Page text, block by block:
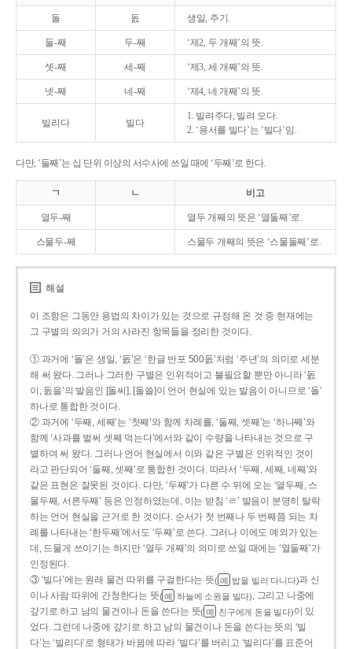
돌 돐 생일, 주기.
둘-째 두-째 ‘제2, 두 개째’의 뜻.
셋-째 세-째 ‘제3, 세 개째’의 뜻.
넷-째 네-째 ‘제4, 네 개째’의 뜻.
빌리다 빌다
1. 빌려주다, 빌려 오다.
2. ‘용서를 빌다’는 ‘빌다’임.
다만, ‘둘째’는 십 단위 이상의 서수사에 쓰일 때에 ‘두째’로 한다.
ㄱ ㄴ 비고
열두-째 열두 개째의 뜻은 ‘열둘째’로.
스물두-째 스물두 개째의 뜻은 ‘스물둘째’로.
해설
이 조항은 그동안 용법의 차이가 있는 것으로 규정해 온 것 중 현재에는
그 구별의 의의가 거의 사라진 항목들을 정리한 것이다.
① 과거에 ‘돌’은 생일, ‘돐’은 ‘한글 반포 500돐’처럼 ‘주년’의 의미로 세분
해 써 왔다. 그러나 그러한 구별은 인위적이고 불필요할 뿐만 아니라 ‘돐
이, 돐을’의 발음인 [돌씨], [돌쓸]이 언어 현실에 있는 발음이 아니므로 ‘돌’
하나로 통합한 것이다.
② 과거에 ‘두째, 세째’는 ‘첫째’와 함께 차례를, ‘둘째, 셋째’는 ‘하나째’와
함께 ‘사과를 벌써 셋째 먹는다’에서와 같이 수량을 나타내는 것으로 구
별하여 써 왔다. 그러나 언어 현실에서 이와 같은 구별은 인위적인 것이
라고 판단되어 ‘둘째, 셋째’로 통합한 것이다. 따라서 ‘두째, 세째, 네째’와
같은 표현은 잘못된 것이다. 다만, ‘두째’가 다른 수 뒤에 오는 ‘열두째, 스
물두째, 서른두째’ 등은 인정하였는데, 이는 받침 ‘ㄹ’ 발음이 분명히 탈락
하는 언어 현실을 근거로 한 것이다. 순서가 첫 번째나 두 번째쯤 되는 차
례를 나타내는 ‘한두째’에서도 ‘두째’로 쓴다. 그러나 이에도 예외가 있는
데, 드물게 쓰이기는 하지만 ‘열두 개째’의 의미로 쓰일 때에는 ‘열둘째’가
인정된다.
③ ‘빌다’에는 원래 물건 따위를 구걸한다는 뜻( 예 밥을 빌러 다니다)과 신
이나 사람 따위에 간청한다는 뜻( 예 하늘에 소원을 빌다), 그리고 나중에
갚기로 하고 남의 물건이나 돈을 쓴다는 뜻( 예 친구에게 돈을 빌다)이 있
었다. 그런데 나중에 갚기로 하고 남의 물건이나 돈을 쓴다는 뜻의 ‘빌
다’는 ‘빌리다’로 형태가 바뀜에 따라 ‘빌다’를 버리고 ‘빌리다’를 표준어